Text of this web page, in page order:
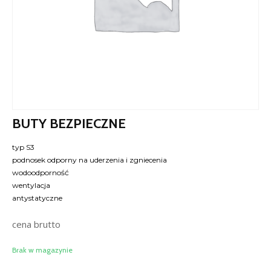
BUTY BEZPIECZNE
typ S3
podnosek odporny na uderzenia i zgniecenia
wodoodporność
wentylacja
antystatyczne
cena brutto
Brak w magazynie